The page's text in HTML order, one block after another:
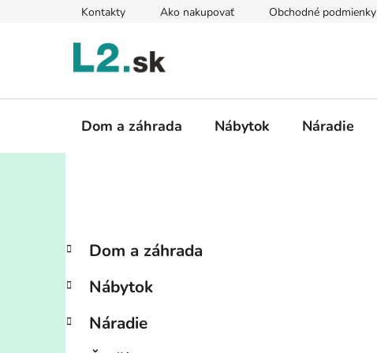
Kontakty Ako nakupovať Obchodné podmienky
Dom a záhrada Nábytok Náradie
B
č
ý
Preskočiť
kategórie
K
a
e
ó
Dom a záhrada
Nábytok
Náradie